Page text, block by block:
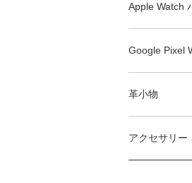
Apple Watch
Google Pixel
革小物
アクセサリー